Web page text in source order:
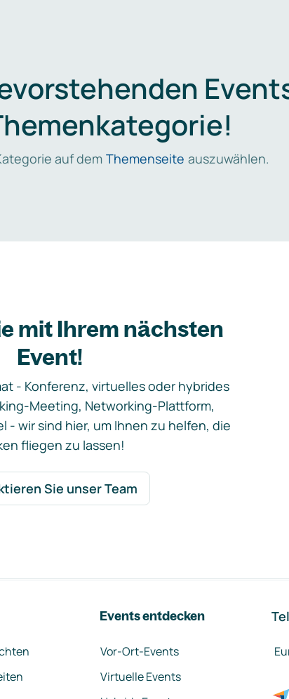
auf dem Themenseite auszuwählen.
mit Ihrem nächsten
Event!
- Konferenz, virtuelles oder hybrides
Meeting, Networking-Plattform,
- wir sind hier, um Ihnen zu helfen, die
fliegen zu lassen!
Sie unser Team
Events entdecken
Vor-Ort-Events
Virtuelle Events